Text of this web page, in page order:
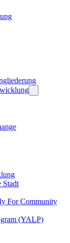
Stadt
For Community
(YALP)